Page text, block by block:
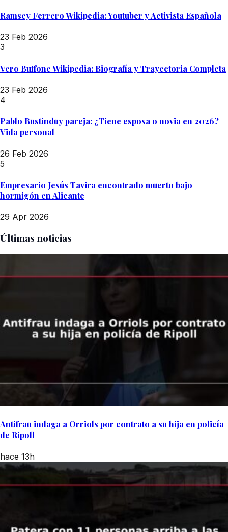
Ramsey Ferrero Wikipedia: Youtuber y Activista Española
23 Feb 2026
3
Vero Buffone Wikipedia: Biografía y Trayectoria Completa
23 Feb 2026
4
Pablo Bustinduy pareja: ¿Tiene esposa o novia en 2026?
Vida personal
26 Feb 2026
5
Empresario Jesús Tavira encontrado muerto bajo
hormigón en Alicante
29 Apr 2026
Últimas noticias
Antifrau indaga a Orriols por contrato a su hija en policía
de Ripoll
hace 13h